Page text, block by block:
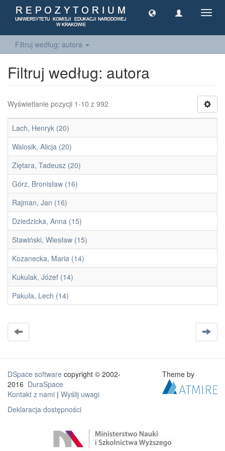
Filtruj według: autora
Filtruj według: autora
Wyświetlanie pozycji 1-10 z 992
Lach, Henryk (20)
Walosik, Alicja (20)
Ziętara, Tadeusz (20)
Górz, Bronisław (16)
Rajman, Jan (16)
Dziedzicka, Anna (15)
Stawiński, Wiesław (15)
Kozanecka, Maria (14)
Kukulak, Józef (14)
Pakuła, Lech (14)
DSpace software copyright © 2002-
2016 DuraSpace
Kontakt z nami | Wyślij uwagi
Deklaracja dostępności
Theme by